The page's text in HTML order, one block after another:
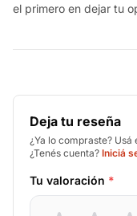
el primero en dejar tu
Deja tu reseña
¿Ya lo compraste?
¿Tenés cuenta? Iniciá
Tu valoración *